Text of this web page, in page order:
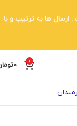
0
0
ارسال ها به ترتیب و با